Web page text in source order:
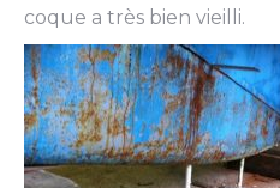
coque a très bien vieilli.